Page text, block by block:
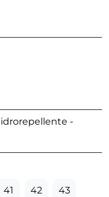
-
41 42 43